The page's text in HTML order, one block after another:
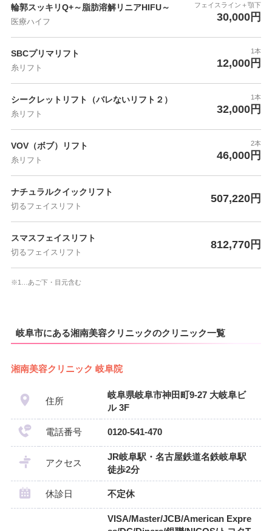
輪郭スッキリQ+～脂肪溶解リニアHIFU～
医療ハイフ
フェイスライン＋顎下
30,000円
SBCプリマリフト
糸リフト
1本
12,000円
シークレットリフト（バレないリフト２）
糸リフト
1本
32,000円
VOV（ボブ）リフト
糸リフト
2本
46,000円
ナチュラルクイックリフト
切るフェイスリフト
507,220円
スマスフェイスリフト
切るフェイスリフト
812,770円
※1…あご下・目元含む
岐阜市にある湘南美容クリニックのクリニック一覧
湘南美容クリニック 岐阜院
住所
岐阜県岐阜市神田町9-27 大岐阜ビ
ル 3F
電話番号 0120-541-470
アクセス
JR岐阜駅・名古屋鉄道名鉄岐阜駅
徒歩2分
休診日 不定休
VISA/Master/JCB/American Expre